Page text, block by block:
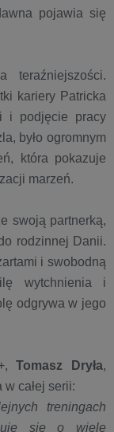
pojawia się
teraźniejszości.
kariery Patricka
i podjęcie pracy
było ogromnym
która pokazuje
marzeń.
swoją partnerką,
rodzinnej Danii.
i swobodną
wytchnienia i
odgrywa w jego
Tomasz Dryła,
całej serii:
treningach
się o wiele